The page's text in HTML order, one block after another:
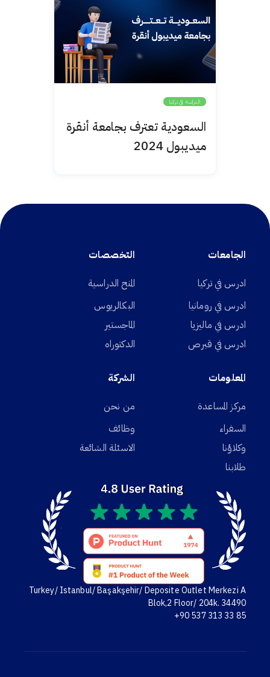
الدراسة في تركيا
السعودية تعترف بجامعة أنقرة
ميديبول 2024
الجامعات
ادرس في تركيا
ادرس في رومانيا
ادرس في ماليزيا
ادرس في قبرص
التخصصات
المنح الدراسية
البكالريوس
الماجستير
الدكتوراه
المعلومات
مركز المساعدة
السفراء
وكلاؤنا
طلابنا
الشركة
من نحن
وظائف
الاسئلة الشائعة
Turkey/ Istanbul/ Başakşehir/ Deposite Outlet Merkezi A
Blok,2 Floor/ 204k. 34490
+90 537 313 33 85